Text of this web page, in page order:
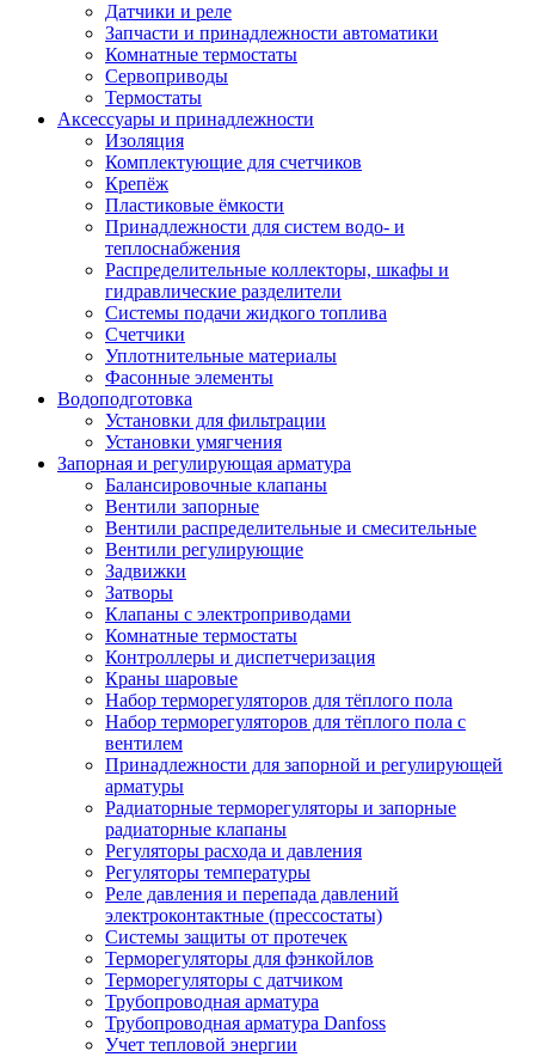
Датчики и реле
Запчасти и принадлежности автоматики
Комнатные термостаты
Сервоприводы
Термостаты
Аксессуары и принадлежности
Изоляция
Комплектующие для счетчиков
Крепёж
Пластиковые ёмкости
Принадлежности для систем водо- и
теплоснабжения
Распределительные коллекторы, шкафы и
гидравлические разделители
Системы подачи жидкого топлива
Счетчики
Уплотнительные материалы
Фасонные элементы
Водоподготовка
Установки для фильтрации
Установки умягчения
Запорная и регулирующая арматура
Балансировочные клапаны
Вентили запорные
Вентили распределительные и смесительные
Вентили регулирующие
Задвижки
Затворы
Клапаны с электроприводами
Комнатные термостаты
Контроллеры и диспетчеризация
Краны шаровые
Набор терморегуляторов для тёплого пола
Набор терморегуляторов для тёплого пола с
вентилем
Принадлежности для запорной и регулирующей
арматуры
Радиаторные терморегуляторы и запорные
радиаторные клапаны
Регуляторы расхода и давления
Регуляторы температуры
Реле давления и перепада давлений
электроконтактные (прессостаты)
Системы защиты от протечек
Терморегуляторы для фэнкойлов
Терморегуляторы с датчиком
Трубопроводная арматура
Трубопроводная арматура Danfoss
Учет тепловой энергии